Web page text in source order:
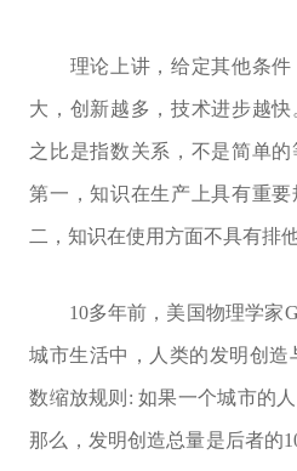
理论上讲，给定其他条件
大，创新越多，技术进步越
之比是指数关系，不是简单的
第一，知识在生产上具有重
二，知识在使用方面不具有排他
10多年前，美国物理学家
城市生活中，人类的发明创造
数缩放规则: 如果一个城市的
那么，发明创造总量是后者的